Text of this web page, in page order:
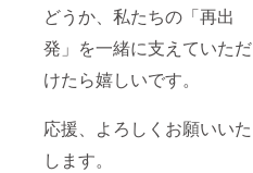
どうか、私たちの「再出
発」を一緒に支えていただ
けたら嬉しいです。
応援、よろしくお願いいた
します。